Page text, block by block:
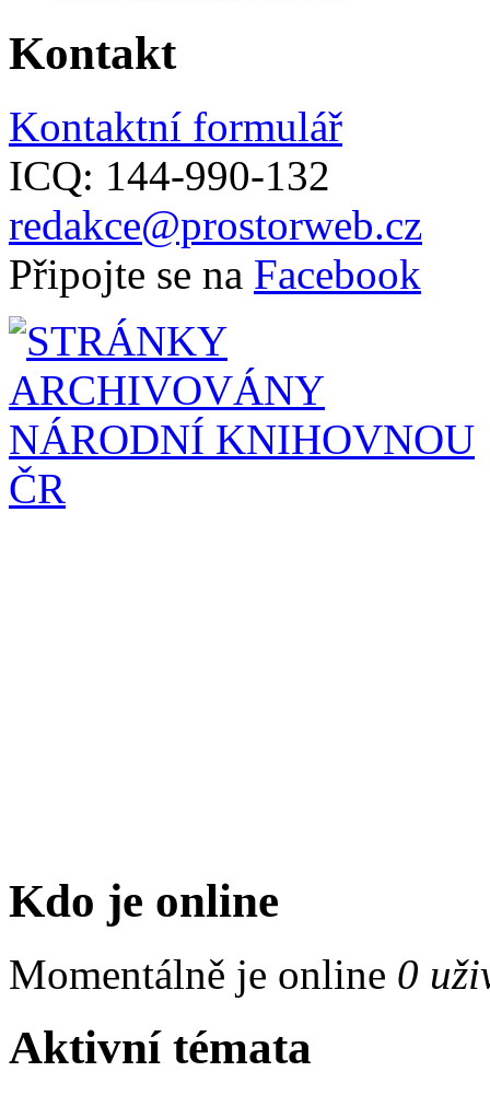
Kontakt
Kontaktní formulář
ICQ: 144-990-132
redakce@prostorweb.cz
Připojte se na Facebook
Kdo je online
Momentálně je online 0
Aktivní témata